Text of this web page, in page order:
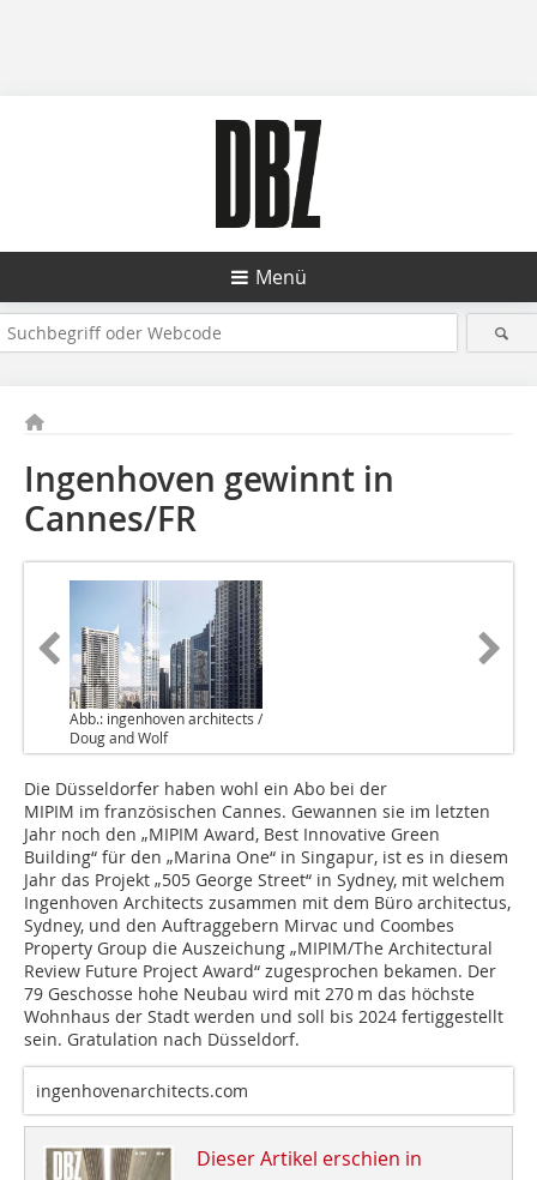
Menü
Ingenhoven gewinnt in
Cannes/FR
Abb.: ingenhoven architects /
Doug and Wolf
Die Düsseldorfer haben wohl ein Abo bei der
MIPIM im französischen Cannes. Gewannen sie im letzten
Jahr noch den „MIPIM Award, Best Innovative Green
Building“ für den „Marina One“ in Singapur, ist es in diesem
Jahr das Projekt „505 George Street“ in Sydney, mit welchem
Ingenhoven Architects zusammen mit dem Büro architectus,
Sydney, und den Auftraggebern Mirvac und Coombes
Property Group die Auszeichung „MIPIM/The Architectural
Review Future Project Award“ zugesprochen bekamen. Der
79 Geschosse hohe Neubau wird mit 270 m das höchste
Wohnhaus der Stadt werden und soll bis 2024 fertiggestellt
sein. Gratulation nach Düsseldorf.
ingenhovenarchitects.com
Dieser Artikel erschien in